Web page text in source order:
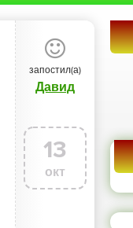
запостил(а)
Давид
13
окт